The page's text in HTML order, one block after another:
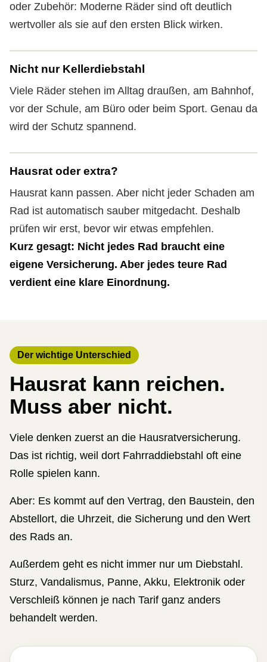
oder Zubehör: Moderne Räder sind oft deutlich
wertvoller als sie auf den ersten Blick wirken.
Nicht nur Kellerdiebstahl
Viele Räder stehen im Alltag draußen, am Bahnhof,
vor der Schule, am Büro oder beim Sport. Genau da
wird der Schutz spannend.
Hausrat oder extra?
Hausrat kann passen. Aber nicht jeder Schaden am
Rad ist automatisch sauber mitgedacht. Deshalb
prüfen wir erst, bevor wir etwas empfehlen.
Kurz gesagt: Nicht jedes Rad braucht eine
eigene Versicherung. Aber jedes teure Rad
verdient eine klare Einordnung.
Der wichtige Unterschied
Hausrat kann reichen.
Muss aber nicht.
Viele denken zuerst an die Haus­rat­ver­si­che­rung.
Das ist richtig, weil dort Fahrraddiebstahl oft eine
Rolle spielen kann.
Aber: Es kommt auf den Vertrag, den Baustein, den
Abstellort, die Uhrzeit, die Sicherung und den Wert
des Rads an.
Außerdem geht es nicht immer nur um Diebstahl.
Sturz, Vandalismus, Panne, Akku, Elektronik oder
Verschleiß können je nach Tarif ganz anders
behandelt werden.